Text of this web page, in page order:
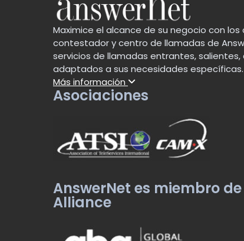
Maximice el alcance de su negocio con
contestador y centro de llamadas de
servicios de llamadas entrantes, salientes,
adaptados a sus necesidades específicas.
Más información
Asociaciones
AnswerNet es miembro
Alliance